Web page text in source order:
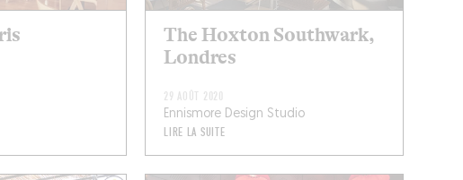
The Hoxton Southwark,
Londres
29 AOÛT 2020
Ennismore Design Studio
LIRE LA SUITE